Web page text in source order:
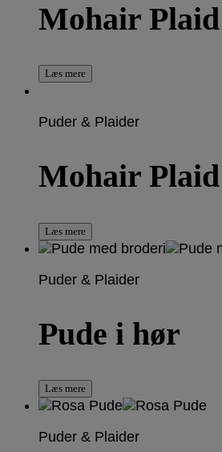
Mohair
Læs mere
Puder & Plaider
Mohair
Læs mere
Puder & Plaider
Pude i hør
Læs mere
Puder & Plaider